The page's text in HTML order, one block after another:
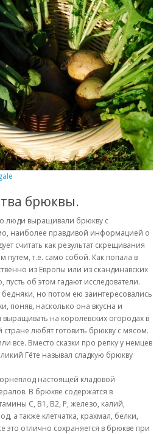
брюквы.
люди выращивали брюкву с
наиболее правдивой информацией о
считать как результат скрещивания
путем, т.е. само собой. Как попала в
из Европы или из скандинавских
пусть об этом гадают исследователи.
но потом ею заинтересовались
поняв, насколько она вкусна и
выращивать на королевских огородах в
любят готовить брюкву с мясом.
все. Вместо сказки про репку у немцев
Гёте называл сладкую брюкву
настоящей кладовой
В брюкве содержатся в
С, В1, В2, Р, железо, калий,
а также клетчатка, крахмал, белки,
это отлично сохраняется в брюкве при